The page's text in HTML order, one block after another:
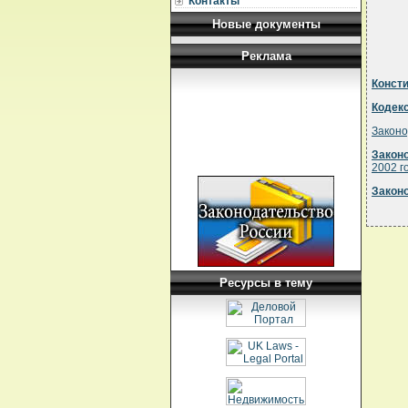
Новые документы
Реклама
Ресурсы в тему
2002